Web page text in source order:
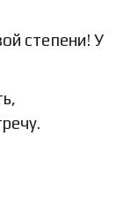
степени! У